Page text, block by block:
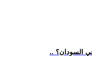
في السودان؟